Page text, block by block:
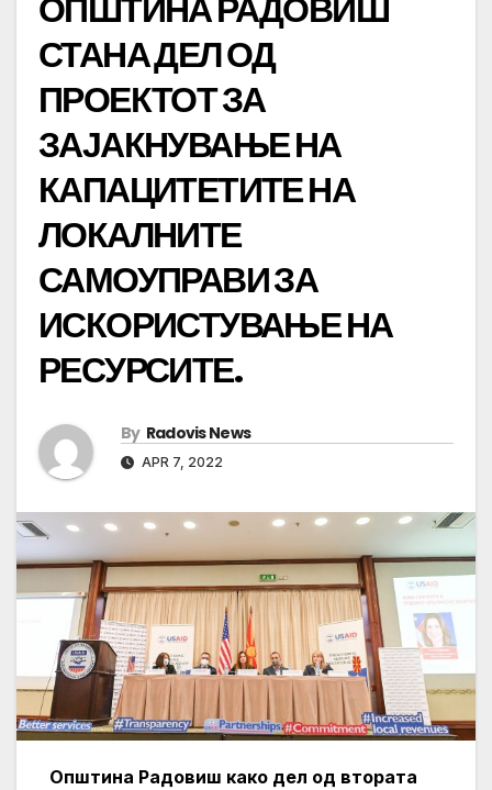
СТАНА ДЕЛ ОД
ПРОЕКТОТ ЗА
ЗАЈАКНУВАЊЕ НА
КАПАЦИТЕТИТЕ НА
ЛОКАЛНИТЕ
САМОУПРАВИ ЗА
ИСКОРИСТУВАЊЕ НА
РЕСУРСИТЕ.
By Radovis News
APR 7, 2022
Општина Радовиш како дел од втората